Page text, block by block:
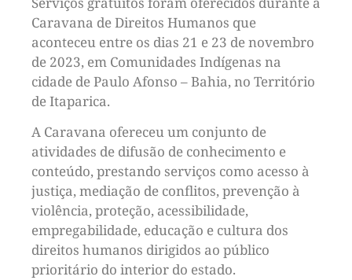
Caravana de Direitos Humanos que
aconteceu entre os dias 21 e 23 de novembro
de 2023, em Comunidades Indígenas na
cidade de Paulo Afonso – Bahia, no Território
de Itaparica.
A Caravana ofereceu um conjunto de
atividades de difusão de conhecimento e
conteúdo, prestando serviços como acesso à
justiça, mediação de conflitos, prevenção à
violência, proteção, acessibilidade,
empregabilidade, educação e cultura dos
direitos humanos dirigidos ao público
prioritário do interior do estado.